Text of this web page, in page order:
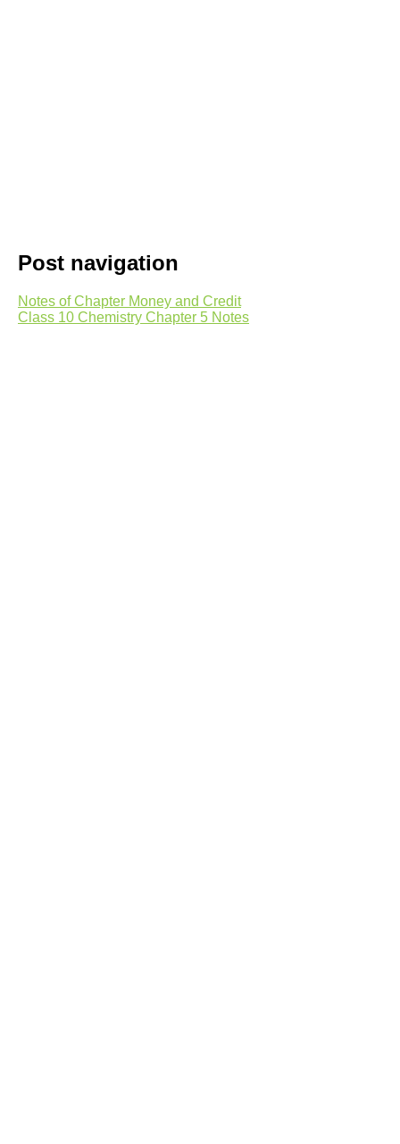
Post navigation
Notes of Chapter Money and Credit
Class 10 Chemistry Chapter 5 Notes